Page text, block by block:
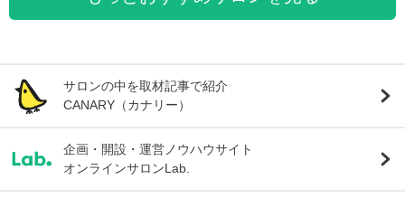
サロンの中を取材記事で紹介
CANARY（カナリー）
企画・開設・運営ノウハウサイト
オンラインサロンLab.